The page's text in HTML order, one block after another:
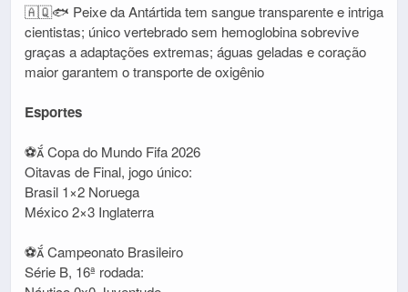
🇦🇶🐟 Peixe da Antártida tem sangue transparente e intriga
cientistas; único vertebrado sem hemoglobina sobrevive
graças a adaptações extremas; águas geladas e coração
maior garantem o transporte de oxigênio
Esportes
⚽ Copa do Mundo Fifa 2026
Oitavas de Final, jogo único:
Brasil 1×2 Noruega
México 2×3 Inglaterra
⚽ Campeonato Brasileiro
Série B, 16ª rodada: